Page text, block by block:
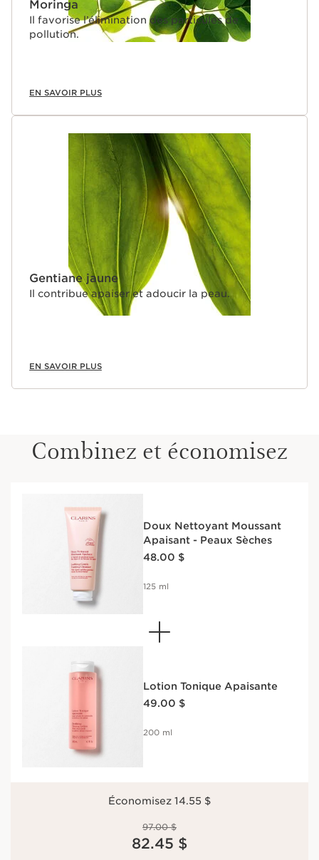
Moringa
Il favorise l’élimination des particules de
pollution.
EN SAVOIR PLUS
Gentiane jaune
Il contribue apaiser et adoucir la peau.
EN SAVOIR PLUS
Combinez et économisez
Doux Nettoyant Moussant
Apaisant - Peaux Sèches
48.00 $
125 ml
Lotion Tonique Apaisante
49.00 $
200 ml
Économisez 14.55 $
97.00 $
82.45 $